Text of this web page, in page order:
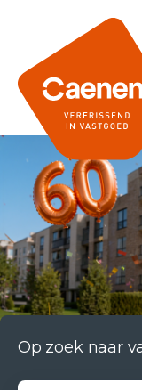
Op zoek naar